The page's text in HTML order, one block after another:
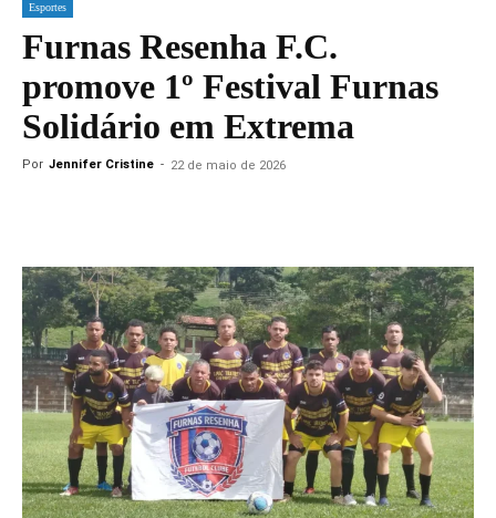
Esportes
Furnas Resenha F.C.
promove 1º Festival Furnas
Solidário em Extrema
Por Jennifer Cristine - 22 de maio de 2026